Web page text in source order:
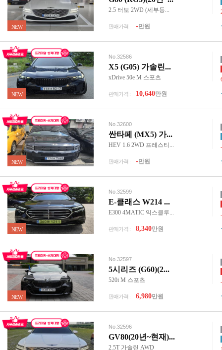
NEW
2.5 터보 2WD (세부등...
판매가격 : -만원
NEW
No.32586
X5 (G05) 가솔린...
xDrive 50e M 스포츠
판매가격 : 10,640만원
NEW
No.32600
싼타페 (MX5) 가...
HEV 1.6 2WD 프레스티... -
판매가격 : -만원
NEW
No.32599
E-클래스 W214 ...
E300 4MATIC 익스클루... -
판매가격 : 8,340만원
NEW
No.32597
5시리즈 (G60)(2...
520i M 스포츠 -
판매가격 : 6,980만원
No.32596
GV80(20년~현재)...
2.5T 가솔린 AWD